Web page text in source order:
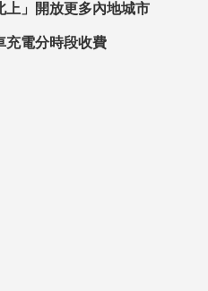
上」開放更多內地城市
充電分時段收費